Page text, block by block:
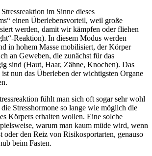
im Sinne dieses
einen Überlebensvorteil, weil große
werden, damit wir kämpfen oder fliehen
Reaktion). In diesem Modus werden
in hohem Masse mobilisiert, der Körper
an Geweben, die zunächst für das
sind (Haut, Haar, Zähne, Knochen). Das
nun das Überleben der wichtigsten Organe
fühlt man sich oft sogar sehr wohl
Stresshormone so lange wie möglich die
Körpers erhalten wollen. Eine solche
warum man kaum müde wird, wenn
oder den Reiz von Risikosportarten, genauso
beim Fasten.